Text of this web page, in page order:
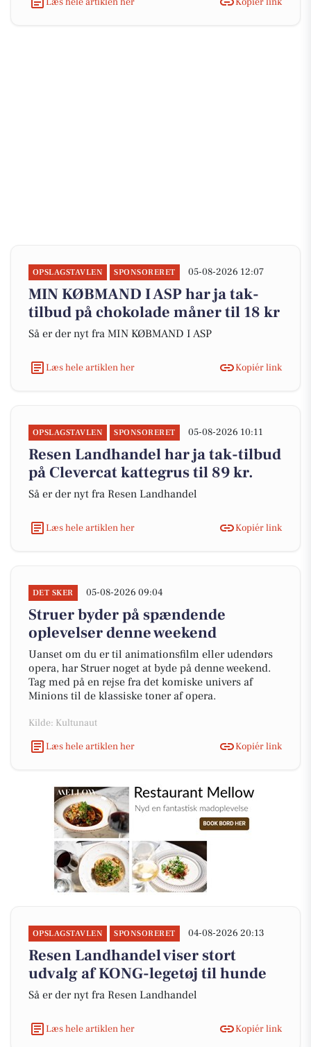
OPSLAGSTAVLEN SPONSORERET 05-08-2026 12:07
MIN KØBMAND I ASP har ja tak-
tilbud på chokolade måner til 18 kr
Så er der nyt fra MIN KØBMAND I ASP
Læs hele artiklen her Kopiér link
OPSLAGSTAVLEN SPONSORERET 05-08-2026 10:11
Resen Landhandel har ja tak-tilbud
på Clevercat kattegrus til 89 kr.
Så er der nyt fra Resen Landhandel
Læs hele artiklen her Kopiér link
DET SKER 05-08-2026 09:04
Struer byder på spændende
oplevelser denne weekend
Uanset om du er til animationsfilm eller udendørs
opera, har Struer noget at byde på denne weekend.
Tag med på en rejse fra det komiske univers af
Minions til de klassiske toner af opera.
Kilde: Kultunaut
Læs hele artiklen her
Kopiér link
OPSLAGSTAVLEN SPONSORERET 04-08-2026 20:13
Resen Landhandel viser stort
udvalg af KONG-legetøj til hunde
Så er der nyt fra Resen Landhandel
Læs hele artiklen her Kopiér link